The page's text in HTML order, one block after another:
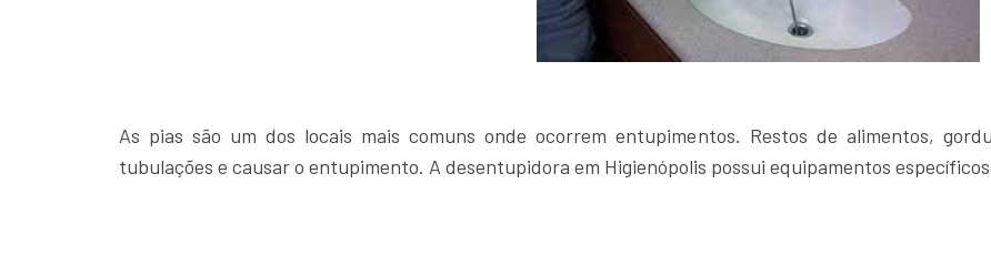
As pias são um dos locais mais comuns onde ocorrem entupimentos. Restos de alimentos,
tubulações e causar o entupimento. A desentupidora em Higienópolis possui equipamentos